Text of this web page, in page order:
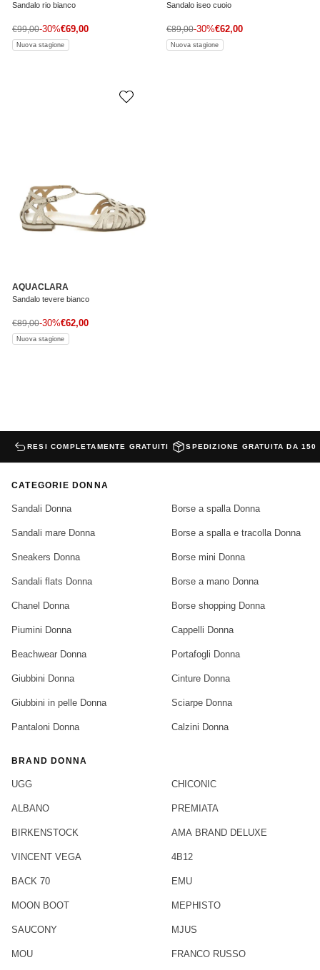
Sandalo rio bianco
Prezzo di vendita
€69,00
Prezzo normale
€99,00-30%
Nuova stagione
Sandalo iseo cuoio
Prezzo di vendita
€62,00
Prezzo normale
€89,00-30%
Nuova stagione
AQUACLARA
Sandalo tevere bianco
Prezzo di vendita
€62,00
Prezzo normale
€89,00-30%
Nuova stagione
RESI COMPLETAMENTE GRATUITI SPEDIZIONE GRATUITA DA 150
CATEGORIE DONNA
Sandali Donna
Sandali mare Donna
Sneakers Donna
Sandali flats Donna
Chanel Donna
Piumini Donna
Beachwear Donna
Giubbini Donna
Giubbini in pelle Donna
Pantaloni Donna
Borse a spalla Donna
Borse a spalla e tracolla Donna
Borse mini Donna
Borse a mano Donna
Borse shopping Donna
Cappelli Donna
Portafogli Donna
Cinture Donna
Sciarpe Donna
Calzini Donna
BRAND DONNA
UGG
ALBANO
BIRKENSTOCK
VINCENT VEGA
BACK 70
MOON BOOT
SAUCONY
MOU
CHICONIC
PREMIATA
AMA BRAND DELUXE
4B12
EMU
MEPHISTO
MJUS
FRANCO RUSSO